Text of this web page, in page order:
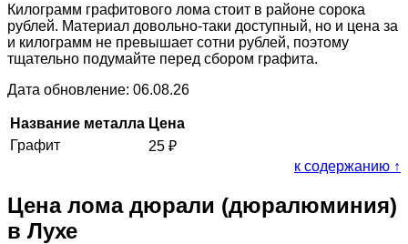
Килограмм графитового лома стоит в районе сорока
рублей. Материал довольно-таки доступный, но и цена за
и килограмм не превышает сотни рублей, поэтому
тщательно подумайте перед сбором графита.
Дата обновление: 06.08.26
Название металла Цена
Графит
25 ₽
к содержанию ↑
Цена лома дюрали (дюралюминия)
в Лухе